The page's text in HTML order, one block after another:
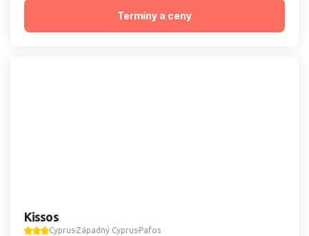
Termíny a ceny
Kissos
Cyprus Západný Cyprus Pafos